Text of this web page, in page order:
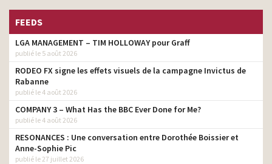
FEEDS
LGA MANAGEMENT – TIM HOLLOWAY pour Graff
publié le 5 août 2026
RODEO FX signe les effets visuels de la campagne Invictus de
Rabanne
publié le 4 août 2026
COMPANY 3 – What Has the BBC Ever Done for Me?
publié le 4 août 2026
RESONANCES : Une conversation entre Dorothée Boissier et
Anne-Sophie Pic
publié le 27 juillet 2026